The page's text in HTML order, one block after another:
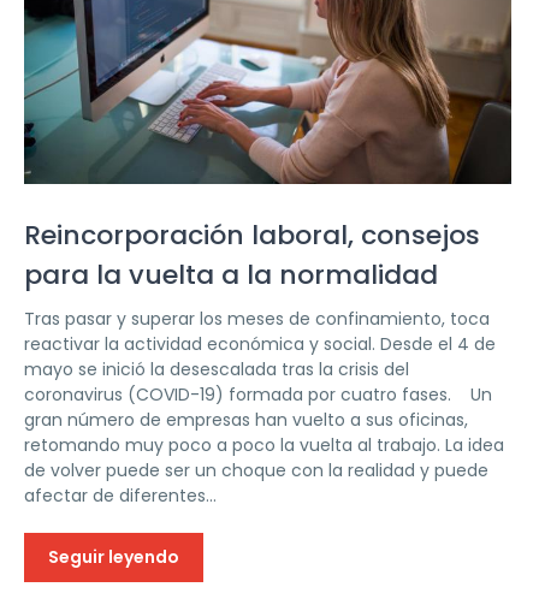
Reincorporación laboral, consejos
para la vuelta a la normalidad
Tras pasar y superar los meses de confinamiento, toca
reactivar la actividad económica y social. Desde el 4 de
mayo se inició la desescalada tras la crisis del
coronavirus (COVID-19) formada por cuatro fases. Un
gran número de empresas han vuelto a sus oficinas,
retomando muy poco a poco la vuelta al trabajo. La idea
de volver puede ser un choque con la realidad y puede
afectar de diferentes...
Seguir leyendo